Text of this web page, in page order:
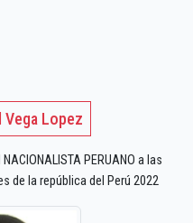
Vega Lopez
PERUANO a las
de la república del Perú 2022